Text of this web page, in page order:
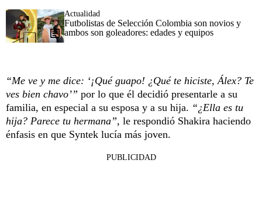
Actualidad
Futbolistas de Selección Colombia son novios y
ambos son goleadores: edades y equipos
“Me ve y me dice: ‘¡Qué guapo! ¿Qué te hiciste, Álex? Te
ves bien chavo’” por lo que él decidió presentarle a su
familia, en especial a su esposa y a su hija. “¿Ella es tu
hija? Parece tu hermana”, le respondió Shakira haciendo
énfasis en que Syntek lucía más joven.
PUBLICIDAD